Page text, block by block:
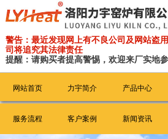
警告：最近发现网上有不良公司及网站盗
司将追究其法律责任
提醒：请购买者提高警惕，欢迎来厂实地
网站首页 力宇简介 产品中心
服务流程 客户案例 新闻资讯